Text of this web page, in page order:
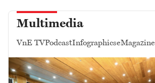
Multimedia
VnE TVPodcastInfographicseMagazine